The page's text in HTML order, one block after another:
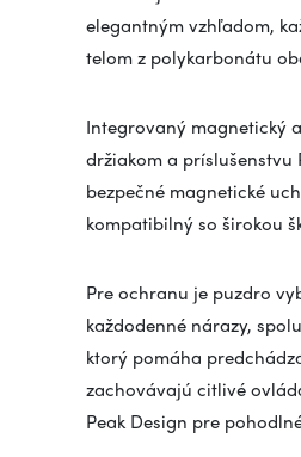
elegantným vzhľadom,
telom z polykarbonátu
Integrovaný magnetický
držiakom a príslušenstvu
bezpečné magnetické
kompatibilný so širokou
Pre ochranu je puzdro
každodenné nárazy,
ktorý pomáha
zachovávajú citlivé
Peak Design pre